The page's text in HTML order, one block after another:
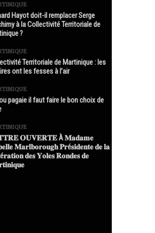
Hayot doit-il remplacer Serge
à la Collectivité Territoriale de
?
Territoriale de Martinique : les
ont les fesses à l’air
pagaie il faut faire le bon choix de
𝐎𝐔𝐕𝐄𝐑𝐓𝐄 À 𝐌𝐚𝐝𝐚𝐦𝐞
𝐌𝐚𝐫𝐥𝐛𝐨𝐫𝐨𝐮𝐠𝐡 𝐏𝐫é𝐬𝐢𝐝𝐞𝐧𝐭𝐞 𝐝𝐞 𝐥𝐚
𝐝𝐞𝐬 𝐘𝐨𝐥𝐞𝐬 𝐑𝐨𝐧𝐝𝐞𝐬 𝐝𝐞